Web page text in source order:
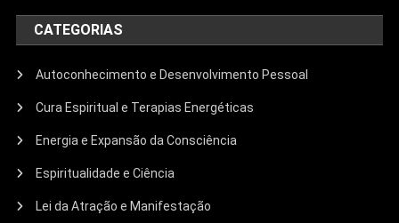
CATEGORIAS
Autoconhecimento e Desenvolvimento Pessoal
Cura Espiritual e Terapias Energéticas
Energia e Expansão da Consciência
Espiritualidade e Ciência
Lei da Atração e Manifestação